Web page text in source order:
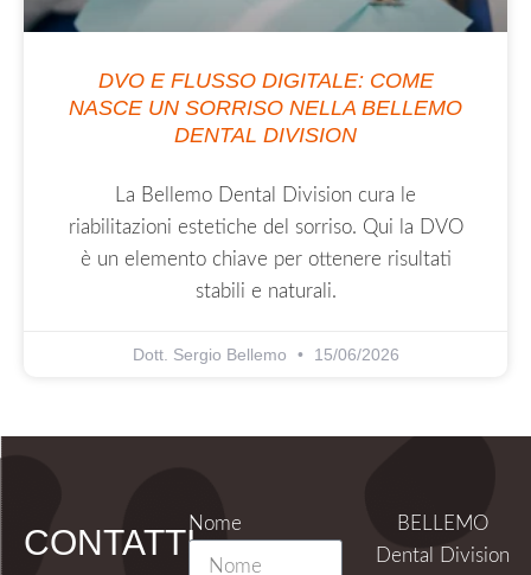
DVO E FLUSSO DIGITALE: COME
NASCE UN SORRISO NELLA BELLEMO
DENTAL DIVISION
La Bellemo Dental Division cura le
riabilitazioni estetiche del sorriso. Qui la DVO
è un elemento chiave per ottenere risultati
stabili e naturali.
Dott. Sergio Bellemo 15/06/2026
CONTATTINome
BELLEMO
Dental Division